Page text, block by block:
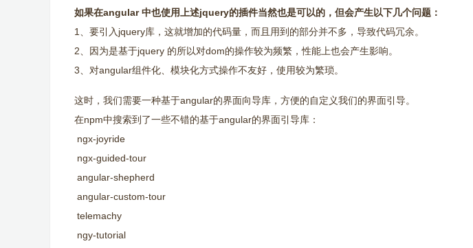
如果在angular 中也使用上述jquery的插件当然也是可以的，但会产生以下几个问题：
1、要引入jquery库，这就增加的代码量，而且用到的部分并不多，导致代码冗余。
2、因为是基于jquery 的所以对dom的操作较为频繁，性能上也会产生影响。
3、对angular组件化、模块化方式操作不友好，使用较为繁琐。
这时，我们需要一种基于angular的界面向导库，方便的自定义我们的界面引导。
在npm中搜索到了一些不错的基于angular的界面引导库：
ngx-joyride
ngx-guided-tour
angular-shepherd
angular-custom-tour
telemachy
ngy-tutorial